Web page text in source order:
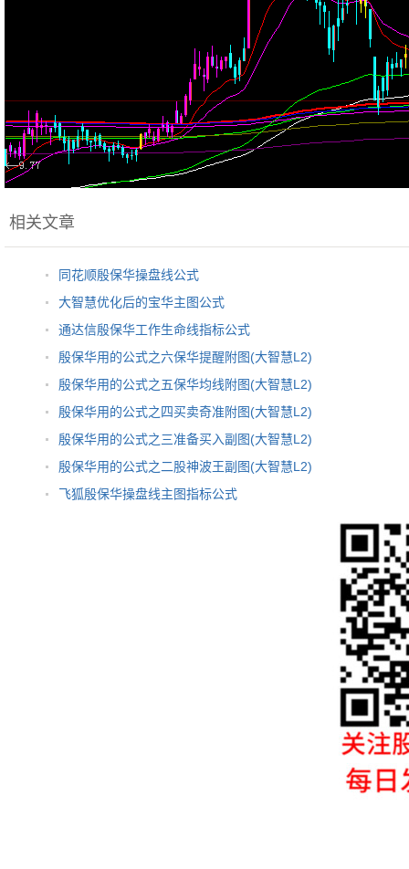
相关文章
同花顺殷保华操盘线公式
大智慧优化后的宝华主图公式
通达信殷保华工作生命线指标公式
殷保华用的公式之六保华提醒附图(大智慧L2)
殷保华用的公式之五保华均线附图(大智慧L2)
殷保华用的公式之四买卖奇准附图(大智慧L2)
殷保华用的公式之三准备买入副图(大智慧L2)
殷保华用的公式之二股神波王副图(大智慧L2)
飞狐殷保华操盘线主图指标公式